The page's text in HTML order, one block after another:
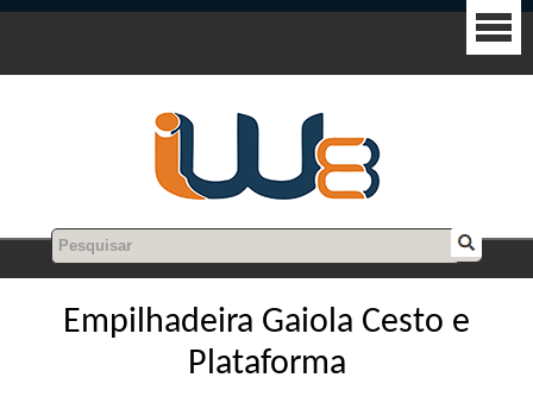
Empilhadeira Gaiola Cesto e
Plataforma